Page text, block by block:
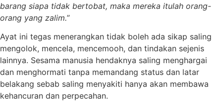
barang siapa tidak bertobat, maka mereka itulah orang-
orang yang zalim.”
Ayat ini tegas menerangkan tidak boleh ada sikap saling
mengolok, mencela, mencemooh, dan tindakan sejenis
lainnya. Sesama manusia hendaknya saling menghargai
dan menghormati tanpa memandang status dan latar
belakang sebab saling menyakiti hanya akan membawa
kehancuran dan perpecahan.